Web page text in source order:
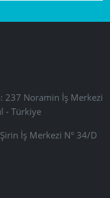
237 Noramin İş Merkezi
- Türkiye
İş Merkezi N° 34/D